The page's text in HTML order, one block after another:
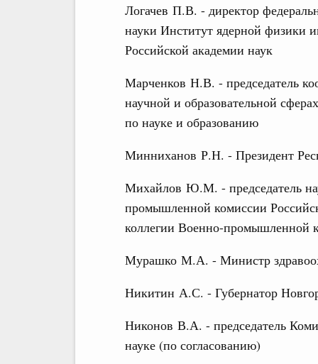
Логачев П.В. - директор
науки Институт ядерной физики
Российской академии наук
Марченков Н.В. - председатель
научной и образовательной
по науке и образованию
Минниханов Р.Н. - Президент
Михайлов Ю.М. - председатель
промышленной комиссии
коллегии Военно-промышленной
Мурашко М.А. - Министр
Никитин А.С. - Губернатор
Никонов В.А. - председатель
науке (по согласованию)